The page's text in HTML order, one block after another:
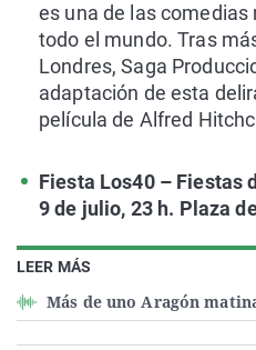
LEER MÁS
Más de uno Aragón
es una de las
todo el mundo. Tras
Londres, Saga
adaptación de esta
película de Alfred
Fiesta Los40 – Fiestas
9 de julio, 23 h. Plaza